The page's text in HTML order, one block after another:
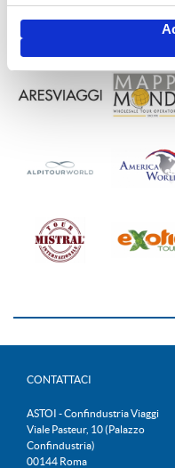
CONTATTACI
ASTOI - Confindustria Viaggi
Viale Pasteur, 10 (Palazzo
Confindustria)
00144 Roma